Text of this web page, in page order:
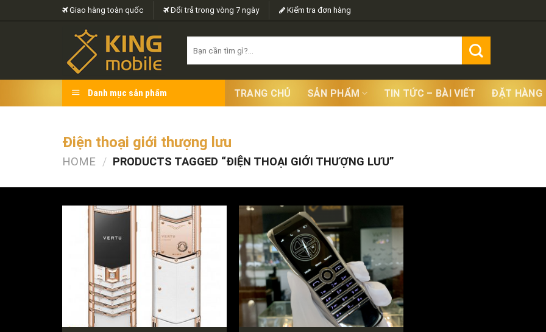
to
Giao hàng toàn quốc Đổi trả trong vòng 7 ngày Kiểm tra đơn hàng
for:
Danh mục sản phẩm TRANG CHỦ SẢN PHẨM TIN TỨC – BÀI VIẾT ĐẶT HÀNG
Điện thoại giới thượng lưu
HOME / PRODUCTS TAGGED “ĐIỆN THOẠI GIỚI THƯỢNG LƯU”